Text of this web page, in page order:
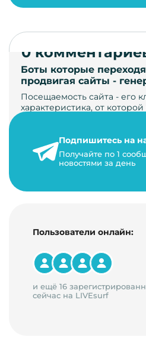
Боты которые
продвигая сайты -
Посещаемость сайта - его
характеристика, от
22 мая 2024 г.
9 минут на чтение
0
Подпишитесь на
Получайте по 1
новостями за день
Пользователи онлайн:
и ещё 16
сейчас на LIVEsurf